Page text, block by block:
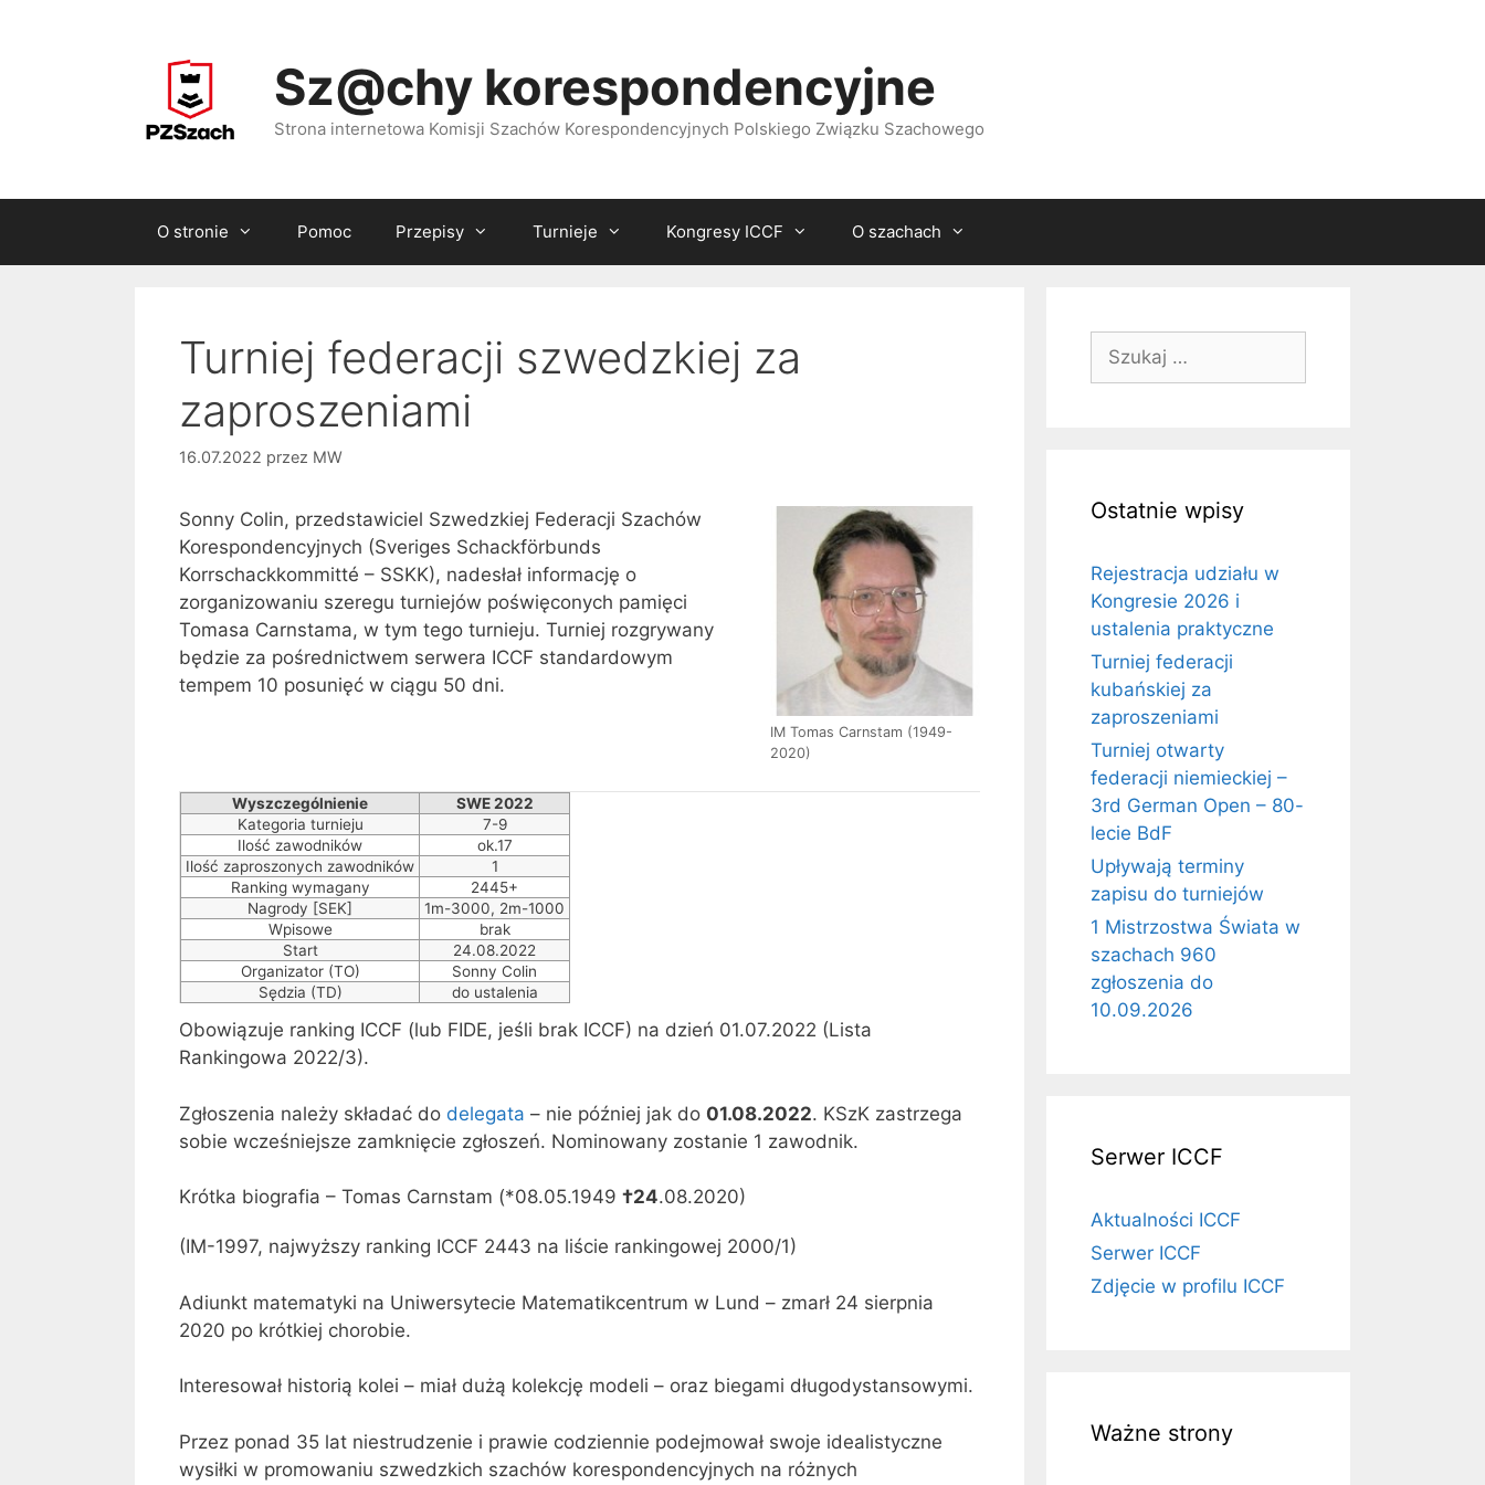
Sz@chy korespondencyjne
Strona internetowa Komisji Szachów Korespondencyjnych Polskiego Związku Szachowego
O stronie Pomoc Przepisy Turnieje Kongresy ICCF O szachach
Turniej federacji szwedzkiej za
zaproszeniami
16.07.2022 przez MW
IM Tomas Carnstam (1949-
2020)
Sonny Colin, przedstawiciel Szwedzkiej Federacji Szachów
Korespondencyjnych (Sveriges Schackförbunds
Korrschackkommitté – SSKK), nadesłał informację o
zorganizowaniu szeregu turniejów poświęconych pamięci
Tomasa Carnstama, w tym tego turnieju. Turniej rozgrywany
będzie za pośrednictwem serwera ICCF standardowym
tempem 10 posunięć w ciągu 50 dni.
Wyszczególnienie
SWE 2022
Kategoria turnieju
7-9
Ilość zawodników
ok.17
Ilość zaproszonych zawodników
1
Ranking wymagany
2445+
Nagrody [SEK]
1m-3000, 2m-1000
Wpisowe
brak
Start
24.08.2022
Organizator (TO)
Sonny Colin
Sędzia (TD)
do ustalenia
Obowiązuje ranking ICCF (lub FIDE, jeśli brak ICCF) na dzień 01.07.2022 (Lista
Rankingowa 2022/3).
Zgłoszenia należy składać do delegata – nie później jak do 01.08.2022. KSzK zastrzega
sobie wcześniejsze zamknięcie zgłoszeń. Nominowany zostanie 1 zawodnik.
Krótka biografia – Tomas Carnstam (*08.05.1949 †24.08.2020)
(IM-1997, najwyższy ranking ICCF 2443 na liście rankingowej 2000/1)
Adiunkt matematyki na Uniwersytecie Matematikcentrum w Lund – zmarł 24 sierpnia
2020 po krótkiej chorobie.
Interesował historią kolei – miał dużą kolekcję modeli – oraz biegami długodystansowymi.
Przez ponad 35 lat niestrudzenie i prawie codziennie podejmował swoje idealistyczne
wysiłki w promowaniu szwedzkich szachów korespondencyjnych na różnych
Ostatnie wpisy
Rejestracja udziału w
Kongresie 2026 i
ustalenia praktyczne
Turniej federacji
kubańskiej za
zaproszeniami
Turniej otwarty
federacji niemieckiej –
3rd German Open – 80-
lecie BdF
Upływają terminy
zapisu do turniejów
1 Mistrzostwa Świata w
szachach 960
zgłoszenia do
10.09.2026
Serwer ICCF
Aktualności ICCF
Serwer ICCF
Zdjęcie w profilu ICCF
Ważne strony